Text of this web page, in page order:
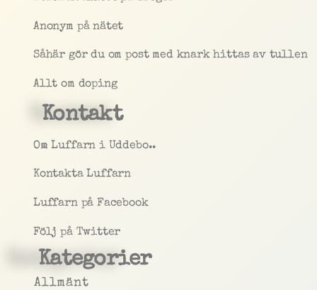
Anonym på nätet
Såhär gör du om post med knark hittas av tullen
Allt om doping
Kontakt
Om Luffarn i Uddebo..
Kontakta Luffarn
Luffarn på Facebook
Följ på Twitter
Kategorier
Allmänt